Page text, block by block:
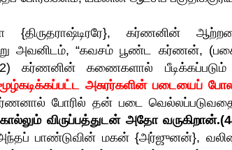
கர்ணனின்
அவனிடம், “கவசம் பூண்ட கர்ணன்,
கர்ணனின் கணைகளால்
அசுரர்களின் படையைப்
போரில் தன் படை
விருப்பத்துடன் அதோ
பாண்டுவின் மகன் {அர்ஜுனன்},